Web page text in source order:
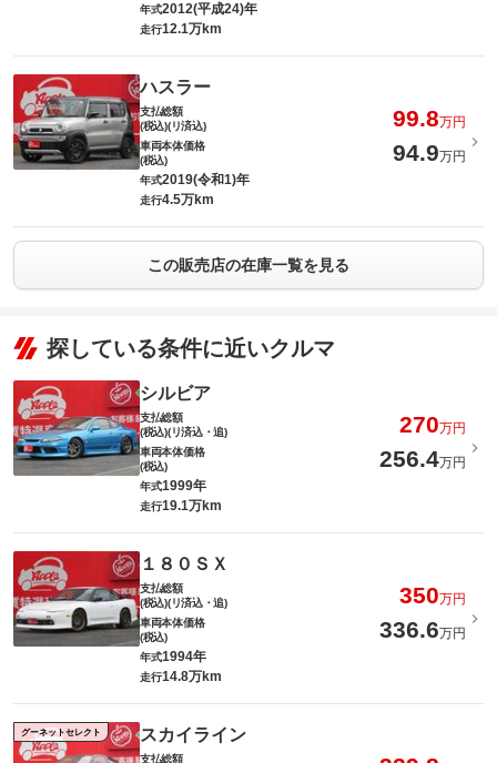
年式2012(平成24)年
走行12.1万km
ハスラー
支払総額
(税込)(リ済込)
99.8万円
車両本体価格
(税込)
94.9万円
年式2019(令和1)年
走行4.5万km
この販売店の在庫一覧を見る
探している条件に近いクルマ
シルビア
支払総額
(税込)(リ済込・追)
270万円
車両本体価格
(税込)
256.4万円
年式1999年
走行19.1万km
１８０ＳＸ
支払総額
(税込)(リ済込・追)
350万円
車両本体価格
(税込)
336.6万円
年式1994年
走行14.8万km
グーネットセレクト スカイライン
支払総額